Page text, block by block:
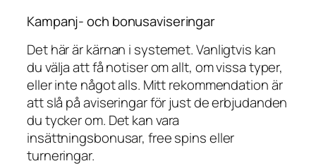
Kampanj- och bonusaviseringar
Det här är kärnan i systemet. Vanligtvis kan
du välja att få notiser om allt, om vissa typer,
eller inte något alls. Mitt rekommendation är
att slå på aviseringar för just de erbjudanden
du tycker om. Det kan vara
insättningsbonusar, free spins eller
turneringar.